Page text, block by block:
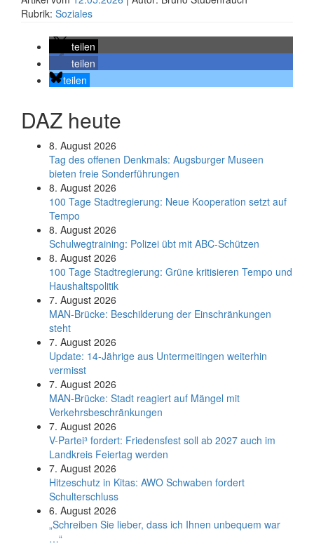
Rubrik: Soziales
teilen
teilen
teilen
DAZ heute
8. August 2026
Tag des offenen Denkmals: Augsburger Museen
bieten freie Sonderführungen
8. August 2026
100 Tage Stadtregierung: Neue Kooperation setzt auf
Tempo
8. August 2026
Schul­weg­trai­ning: Poli­zei übt mit ABC-Schüt­zen
8. August 2026
100 Tage Stadtregierung: Grüne kritisieren Tempo und
Haushaltspolitik
7. August 2026
MAN-Brücke: Beschilderung der Einschränkungen
steht
7. August 2026
Update: 14-Jährige aus Untermeitingen weiterhin
vermisst
7. August 2026
MAN-Brücke: Stadt reagiert auf Mängel mit
Verkehrsbeschränkungen
7. August 2026
V-Partei­³ fordert: Friedens­fest soll ab 2027 auch im
Land­kreis Feier­tag werden
7. August 2026
Hitzeschutz in Kitas: AWO Schwaben fordert
Schulterschluss
6. August 2026
„Schreiben Sie lieber, dass ich Ihnen unbequem war
…“